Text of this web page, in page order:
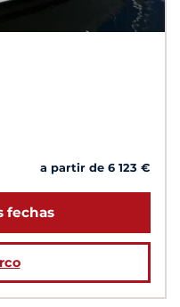
a partir de 6 123 €
fechas